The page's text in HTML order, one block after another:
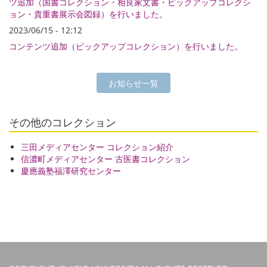
ョン・貴重書展示会図録）を行いました。
2023/06/15 - 12:12
コンテンツ追加（ピックアップコレクション）を行いました。
お知らせ一覧
その他のコレクション
三田メディアセンター コレクション紹介
信濃町メディアセンター 古医書コレクション
慶應義塾福澤研究センター